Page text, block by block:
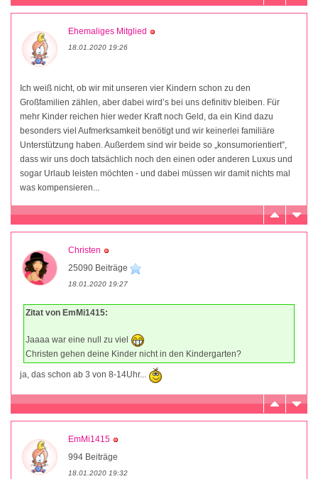
Ehemaliges Mitglied
18.01.2020 19:26
Ich weiß nicht, ob wir mit unseren vier Kindern schon zu den
Großfamilien zählen, aber dabei wird’s bei uns definitiv bleiben. Für
mehr Kinder reichen hier weder Kraft noch Geld, da ein Kind dazu
besonders viel Aufmerksamkeit benötigt und wir keinerlei familiäre
Unterstützung haben. Außerdem sind wir beide so „konsumorientiert”,
dass wir uns doch tatsächlich noch den einen oder anderen Luxus und
sogar Urlaub leisten möchten - und dabei müssen wir damit nichts mal
was kompensieren...
Christen
25090 Beiträge
18.01.2020 19:27
Zitat von EmMi1415:
Jaaaa war eine null zu viel
Christen gehen deine Kinder nicht in den Kindergarten?
ja, das schon ab 3 von 8-14Uhr...
EmMi1415
994 Beiträge
18.01.2020 19:32